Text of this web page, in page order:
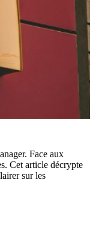
Face aux
Cet article décrypte
sur les